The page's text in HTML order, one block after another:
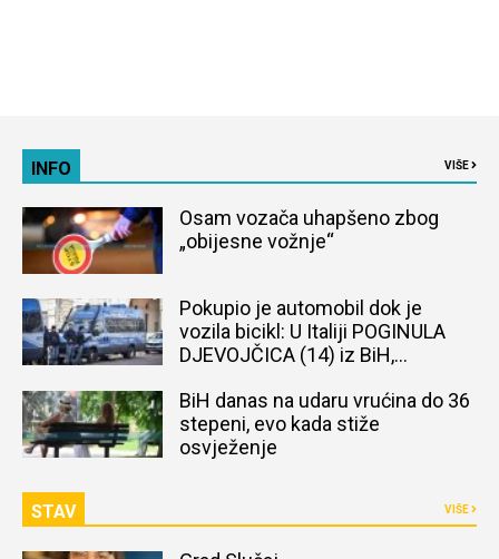
INFO VIŠE
Osam vozača uhapšeno zbog
„obijesne vožnje“
Pokupio je automobil dok je
vozila bicikl: U Italiji POGINULA
DJEVOJČICA (14) iz BiH,
BiH danas na udaru vrućina do 36
stepeni, evo kada stiže
osvježenje
STAV VIŠE